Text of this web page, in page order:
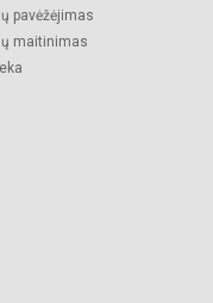
pavėžėjimas
maitinimas